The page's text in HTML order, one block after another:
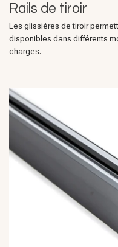
Rails de tiroir
Les glissières de tiroir
disponibles dans différents
charges.